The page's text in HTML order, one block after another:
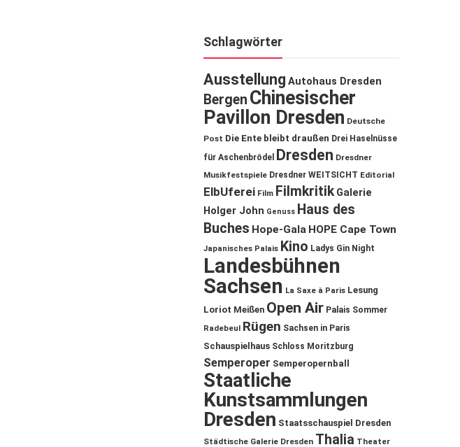
Schlagwörter
Ausstellung Autohaus Dresden
Bergen Chinesischer
Pavillon Dresden Deutsche
Post Die Ente bleibt draußen Drei Haselnüsse
für Aschenbrödel
Dresden Dresdner
Musikfestspiele Dresdner WEITSICHT Editorial
ElbUferei Film Filmkritik Galerie
Holger John Genuss Haus des
Buches Hope-Gala HOPE Cape Town
Japanisches Palais Kino Ladys Gin Night
Landesbühnen
Sachsen La Saxe à Paris Lesung
Loriot Meißen Open Air Palais Sommer
Radebeul Rügen Sachsen in Paris
Schauspielhaus Schloss Moritzburg
Semperoper Semperopernball
Staatliche
Kunstsammlungen
Dresden Staatsschauspiel Dresden
Städtische Galerie Dresden Thalia Theater